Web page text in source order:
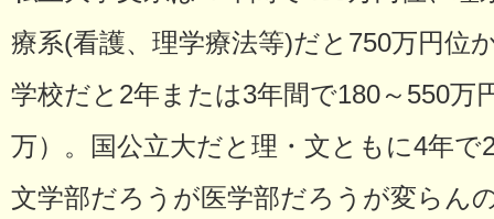
療系(看護、理学療法等)だと750万円位
学校だと2年または3年間で180～550万
万）。国公立大だと理・文ともに4年で
文学部だろうが医学部だろうが変らん